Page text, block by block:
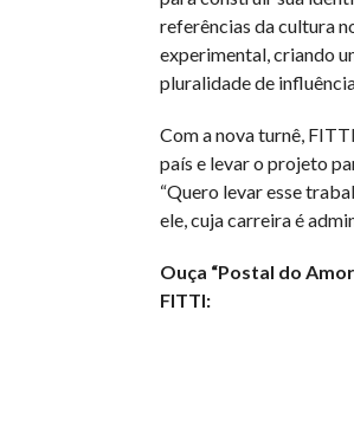
referências da cultura
experimental, criando
pluralidade de
Com a nova turnê,
país e levar o projeto
“Quero levar esse
ele, cuja carreira é
Ouça “Postal do
FITTI: